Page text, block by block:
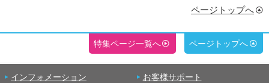
ページトップへ
特集ページ一覧へ ページトップへ
インフォメーション お客様サポート